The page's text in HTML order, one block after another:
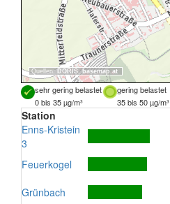
Quellen: DORIS, basemap.at
sehr gering belastet gering belastet
0 bis 35 µg/m³
35 bis 50 µg/m³
Station
Enns-Kristein
3
Feuerkogel
Grünbach